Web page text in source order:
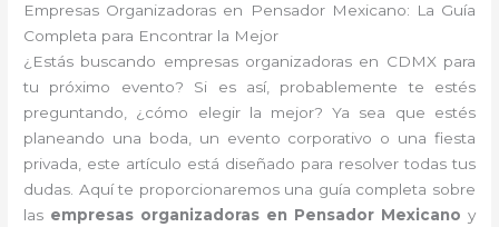
Empresas Organizadoras en Pensador Mexicano: La Guía
Completa para Encontrar la Mejor
¿Estás buscando empresas organizadoras en CDMX para
tu próximo evento? Si es así, probablemente te estés
preguntando, ¿cómo elegir la mejor? Ya sea que estés
planeando una boda, un evento corporativo o una fiesta
privada, este artículo está diseñado para resolver todas tus
dudas. Aquí te proporcionaremos una guía completa sobre
las empresas organizadoras en Pensador Mexicano y